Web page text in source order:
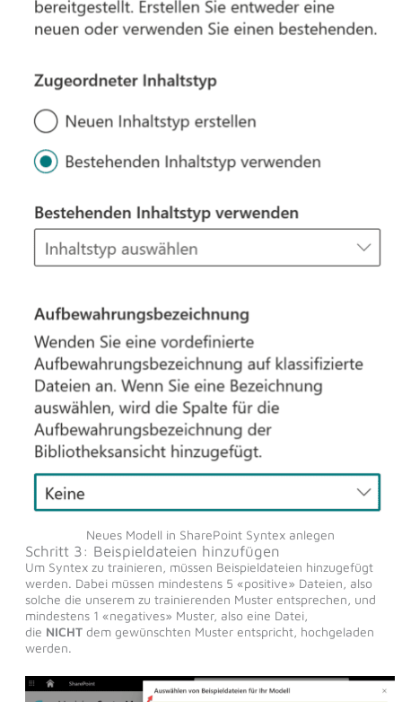
Neues Modell in SharePoint Syntex anlegen
Schritt 3: Beispieldateien hinzufügen
Um Syntex zu trainieren, müssen Beispieldateien hinzugefügt
werden. Dabei müssen mindestens 5 «positive» Dateien, also
solche die unserem zu trainierenden Muster entsprechen, und
mindestens 1 «negatives» Muster, also eine Datei,
die NICHT dem gewünschten Muster entspricht, hochgeladen
werden.